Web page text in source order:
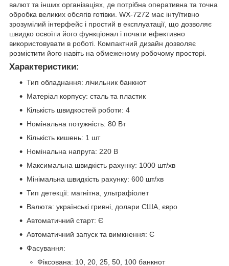
валют та інших організаціях, де потрібна оперативна та точна
обробка великих обсягів готівки. WX-7272 має інтуїтивно
зрозумілий інтерфейс і простий в експлуатації, що дозволяє
швидко освоїти його функціонал і почати ефективно
використовувати в роботі. Компактний дизайн дозволяє
розмістити його навіть на обмеженому робочому просторі.
Характеристики:
Тип обладнання: лічильник банкнот
Матеріал корпусу: сталь та пластик
Кількість швидкостей роботи: 4
Номінальна потужність: 80 Вт
Кількість кишень: 1 шт
Номінальна напруга: 220 В
Максимальна швидкість рахунку: 1000 шт/хв
Мінімальна швидкість рахунку: 600 шт/хв
Тип детекції: магнітна, ультрафіолет
Валюта: українські гривні, долари США, євро
Автоматичний старт: Є
Автоматичний запуск та вимкнення: Є
Фасування:
Фіксована: 10, 20, 25, 50, 100 банкнот